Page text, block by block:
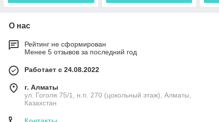
О нас
Рейтинг не сформирован
Менее 5 отзывов за последний год
Работает с 24.08.2022
г. Алматы
ул. Гоголя 75/1, н.п. 270 (цокольный этаж), Алматы,
Казахстан